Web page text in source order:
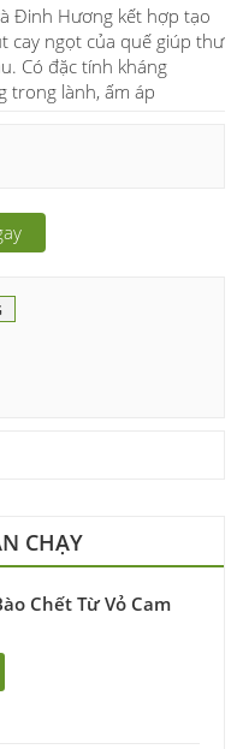
Đinh Hương kết hợp tạo
cay ngọt của quế giúp thư
Có đặc tính kháng
trong lành, ấm áp
CHẠY
Chết Từ Vỏ Cam